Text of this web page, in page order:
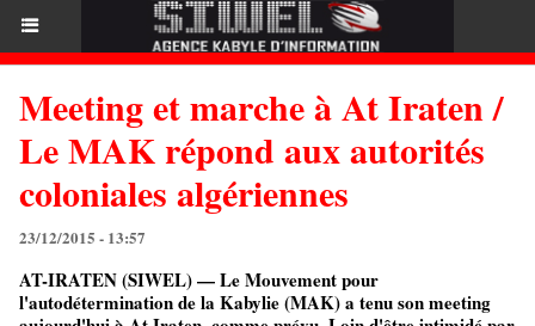
Meeting et marche à At Iraten /
Le MAK répond aux autorités
coloniales algériennes
23/12/2015 - 13:57
AT-IRATEN (SIWEL) — Le Mouvement pour
l'autodétermination de la Kabylie (MAK) a tenu son meeting